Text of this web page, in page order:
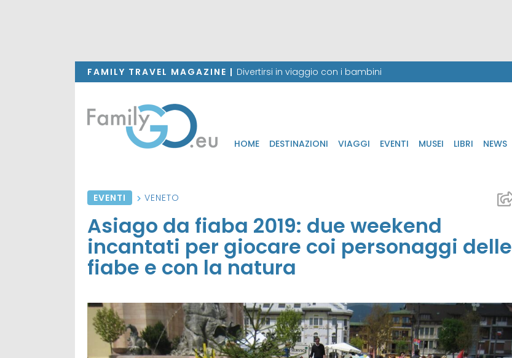
FAMILY TRAVEL MAGAZINE | Divertirsi in viaggio con i bambini
HOME DESTINAZIONI VIAGGI EVENTI MUSEI LIBRI NEWS
EVENTI VENETO
Asiago da fiaba 2019: due weekend
incantati per giocare coi personaggi delle
fiabe e con la natura